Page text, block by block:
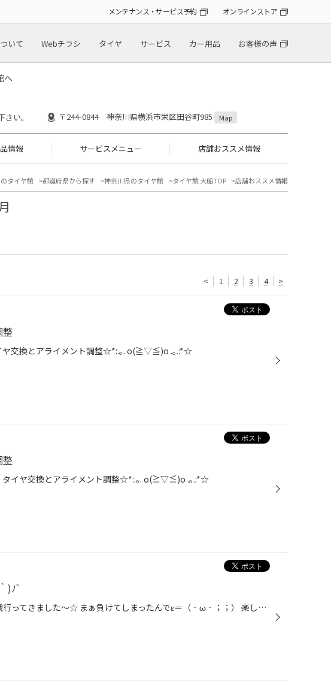
メンテナンス・サービス予約 オンラインストア
いて Webチラシ タイヤ サービス カー用品 お客様の声
へ
い。 〒244-0844 神奈川県横浜市栄区田谷町985 Map
情報 サービスメニュー 店舗おススメ情報
タイヤ館 都道府県から探す 神奈川県のタイヤ館 タイヤ館 大船TOP 店舗おススメ情報
< 1 2 3 4 >
整
ヤ交換とアライメント調整☆*:.｡. o(≧▽≦)o .｡.:*☆
整
タイヤ交換とアライメント調整☆*:.｡. o(≧▽≦)o .｡.:*☆
)ﾉﾞ
またまた野球観戦行ってきました～☆ まぁ負けてしまったんでε＝（‐ω‐；；） 楽しかったのはビールを飲んで、風船飛ばしたことです・・・。 ナイターだったので、昼は江の島の“海の家”でビール飲んでから行ったので 試合前は超～ハイテンションっ！！ 手を動かして、頑張って応援しました～く(￣△￣)...